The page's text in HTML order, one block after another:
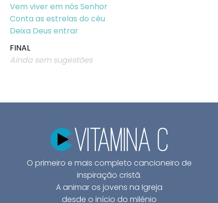
Vem viver em nós Senhor
Conta as estrelas do céu
Deixa Deus entrar
FINAL
Ainda sem sugestões
O primeiro e mais completo cancioneiro de
inspiração cristã.
A animar os jovens na Igreja
desde o início do milénio